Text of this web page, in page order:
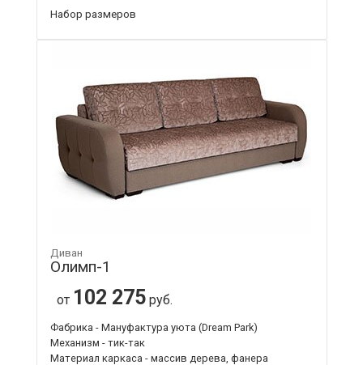
Набор размеров
Диван
Олимп-1
от 102 275руб.
Фабрика - Мануфактура уюта (Dream Park)
Механизм - тик-так
Материал каркаса - массив дерева, фанера